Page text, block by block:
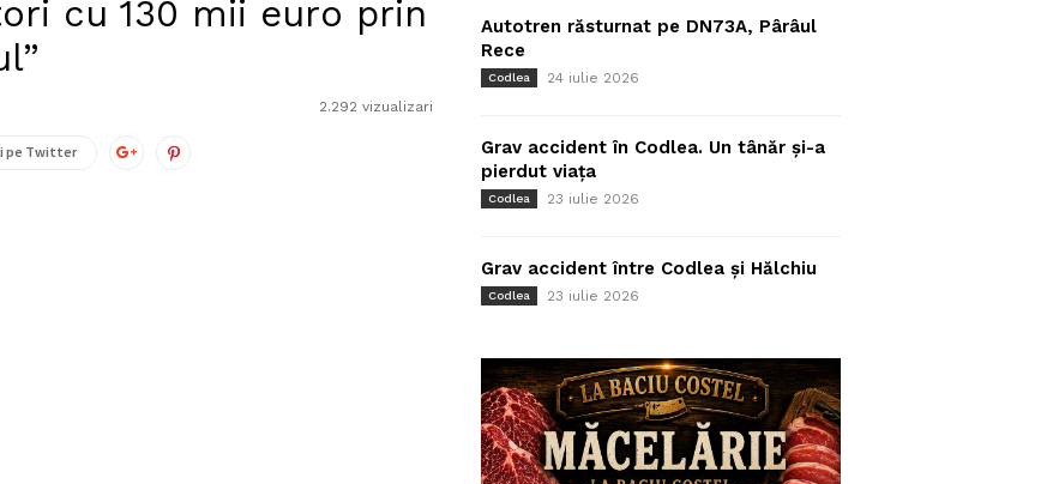
cu 130 mii euro prin
2.292 vizualizari
pe Twitter
Autotren răsturnat pe DN73A, Pârâul
Rece
Codlea 24 iulie 2026
Grav accident în Codlea. Un tânăr și-a
pierdut viața
Codlea 23 iulie 2026
Grav accident între Codlea și Hălchiu
Codlea 23 iulie 2026